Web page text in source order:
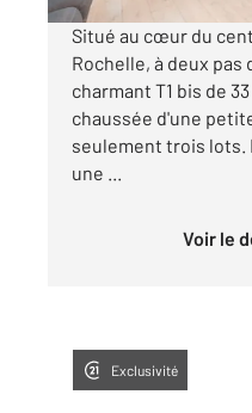
Situé au cœur du
Rochelle, à deux pas
charmant T1 bis de
chaussée d'une
seulement trois lots.
une ...
Voir le
Exclusivité